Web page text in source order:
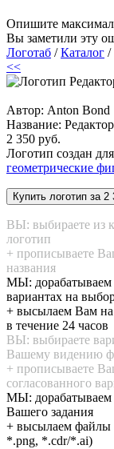
Опишите
Вы заметили эту
Логотаб /Каталог /
<<
Автор: Anton Bond
Название: Редактор
2 350 руб.
Логотип создан
геометрические
ВЫ: выбираете из
логотип
+ прописываете
названия
МЫ: дорабатываем
вариантах на
+ высылаем Вам на
в течение 24 часов
ВЫ: выбираете
Вашему видению
+ прописываете
согласованного
МЫ: дорабатываем
Вашего задания
+ высылаем файлы
*.png, *.cdr/*.ai)